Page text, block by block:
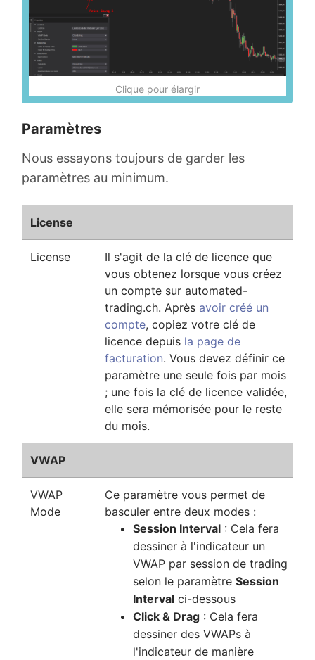
Clique pour élargir
Paramètres
Nous essayons toujours de garder les
paramètres au minimum.
License
License
Il s'agit de la clé de licence que
vous obtenez lorsque vous créez
un compte sur automated-
trading.ch. Après avoir créé un
compte, copiez votre clé de
licence depuis la page de
facturation. Vous devez définir ce
paramètre une seule fois par mois
; une fois la clé de licence validée,
elle sera mémorisée pour le reste
du mois.
VWAP
VWAP
Mode
Ce paramètre vous permet de
basculer entre deux modes :
Session Interval : Cela fera
dessiner à l'indicateur un
VWAP par session de trading
selon le paramètre Session
Interval ci-dessous
Click & Drag : Cela fera
dessiner des VWAPs à
l'indicateur de manière